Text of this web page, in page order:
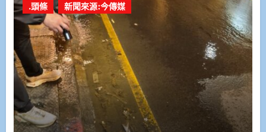
.頭條 新聞來源:今傳媒